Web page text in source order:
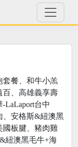
套餐、和牛小羔
百、高雄義享壽
LaLaport台中
、安格斯&紐澳黑
國板腱、豬肉雞
紐澳黑毛牛+海